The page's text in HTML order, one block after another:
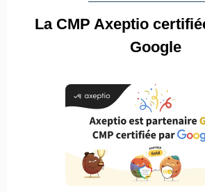
La CMP Axeptio
Google